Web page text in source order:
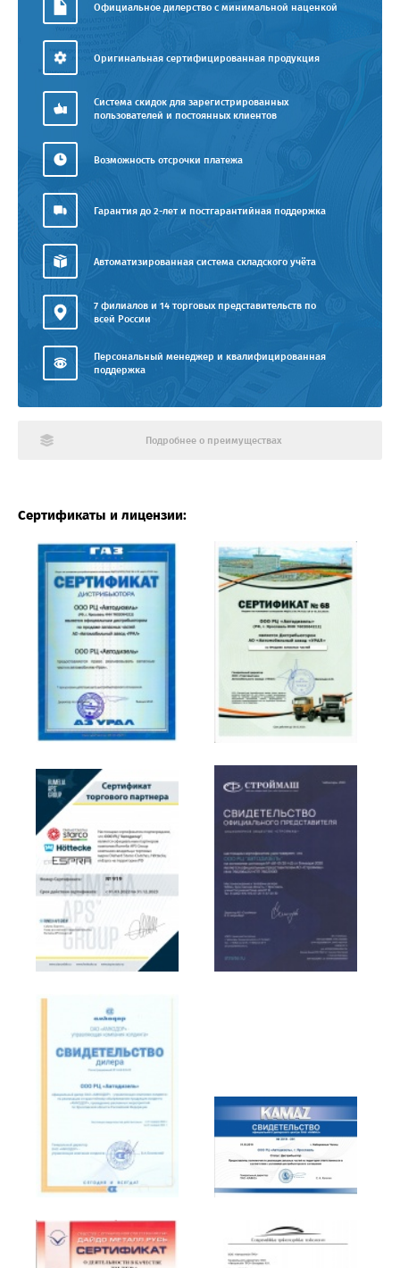
Официальное дилерство с минимальной наценкой
Оригинальная сертифицированная продукция
Система скидок для зарегистрированных
пользователей и постоянных клиентов
Возможность отсрочки платежа
Гарантия до 2-лет и постгарантийная поддержка
Автоматизированная система складского учёта
7 филиалов и 14 торговых представительств по
всей России
Персональный менеджер и квалифицированная
поддержка
Подробнее о преимуществах
Сертификаты и лицензии: